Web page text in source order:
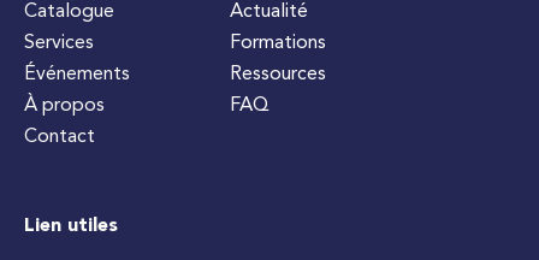
Catalogue
Services
Événements
À propos
Contact
Actualité
Formations
Ressources
FAQ
Lien utiles